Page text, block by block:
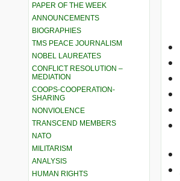
PAPER OF THE WEEK
ANNOUNCEMENTS
BIOGRAPHIES
TMS PEACE JOURNALISM
NOBEL LAUREATES
CONFLICT RESOLUTION –
MEDIATION
COOPS-COOPERATION-
SHARING
NONVIOLENCE
TRANSCEND MEMBERS
NATO
MILITARISM
ANALYSIS
HUMAN RIGHTS